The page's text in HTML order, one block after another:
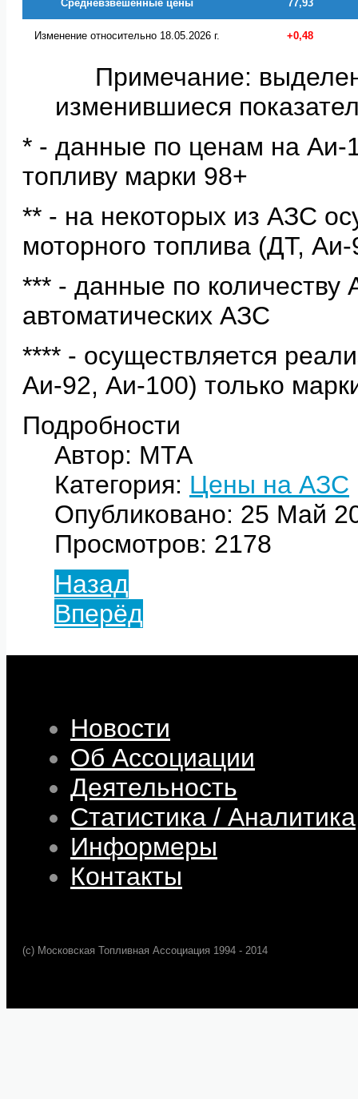
Средневзвешенные цены 77,93
Изменение относительно 18.05.2026 г. +0,48
Примечание:
изменившиеся
* - данные по ценам на Аи-
топливу марки 98+
** - на некоторых из АЗС
моторного топлива (ДТ,
*** - данные по количеству
автоматических АЗС
**** - осуществляется
Аи-92, Аи-100) только
Подробности
Автор: МТА
Категория: Цены на АЗС
Опубликовано: 25 Май
Просмотров: 2178
Назад
Вперёд
Новости
Об Ассоциации
Деятельность
Статистика / Аналитика
Информеры
Контакты
(c) Московская Топливная Ассоциация 1994 - 2014